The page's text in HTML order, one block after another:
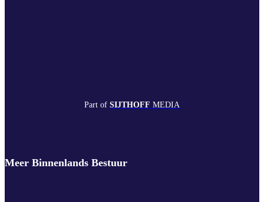
Part of SIJTHOFF MEDIA
Meer Binnenlands Bestuur